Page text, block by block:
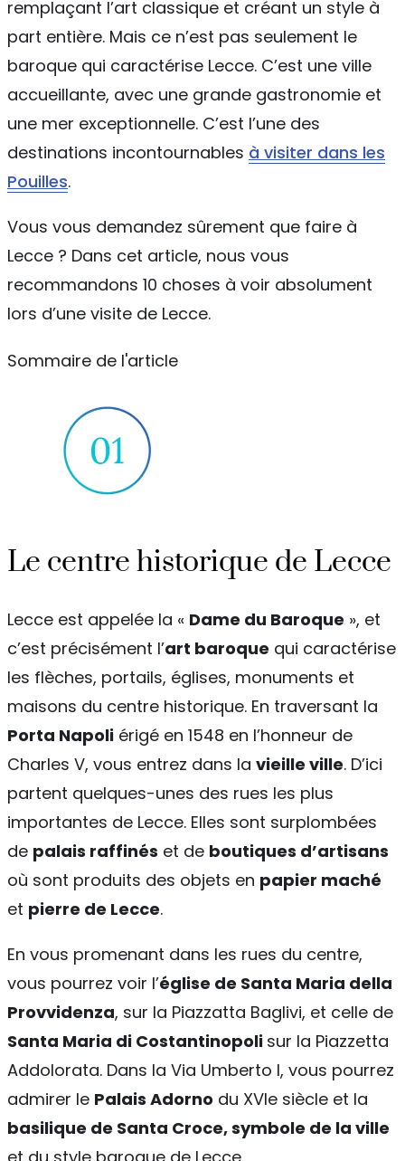
remplaçant l’art classique et créant un style à
part entière. Mais ce n’est pas seulement le
baroque qui caractérise Lecce. C’est une ville
accueillante, avec une grande gastronomie et
une mer exceptionnelle. C’est l’une des
destinations incontournables à visiter dans les
Pouilles.
Vous vous demandez sûrement que faire à
Lecce ? Dans cet article, nous vous
recommandons 10 choses à voir absolument
lors d’une visite de Lecce.
Sommaire de l'article
Le centre historique de Lecce
Lecce est appelée la « Dame du Baroque », et
c’est précisément l’art baroque qui caractérise
les flèches, portails, églises, monuments et
maisons du centre historique. En traversant la
Porta Napoli érigé en 1548 en l’honneur de
Charles V, vous entrez dans la vieille ville. D’ici
partent quelques-unes des rues les plus
importantes de Lecce. Elles sont surplombées
de palais raffinés et de boutiques d’artisans
où sont produits des objets en papier maché
et pierre de Lecce.
En vous promenant dans les rues du centre,
vous pourrez voir l’église de Santa Maria della
Provvidenza, sur la Piazzatta Baglivi, et celle de
Santa Maria di Costantinopoli sur la Piazzetta
Addolorata. Dans la Via Umberto I, vous pourrez
admirer le Palais Adorno du XVIe siècle et la
basilique de Santa Croce, symbole de la ville